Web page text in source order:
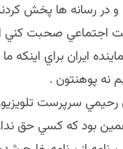
و در رسانه ها پخش
اجتماعي صحبت
ايران براي اينكه
نه پوهنتون .
رحيمي سرپرست
بود كه كسي حق